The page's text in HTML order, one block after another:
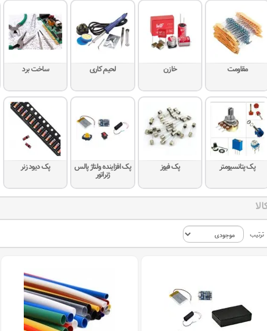
مقاومت خازن لحیم کاری ساخت برد
پک پتانسیومتر پک فیوز پک افزاینده ولتاژ پالس
ژنراتور
پک دیود زنر
ترتیب